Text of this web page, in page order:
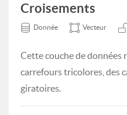
Croisements
Donnée Vecteur
Cette couche de données
carrefours tricolores, des
giratoires.